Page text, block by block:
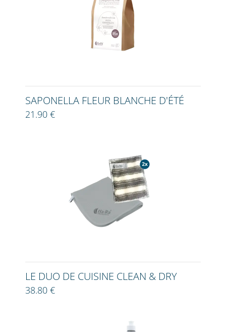
SAPONELLA FLEUR BLANCHE D'ÉTÉ
21.90 €
LE DUO DE CUISINE CLEAN & DRY
38.80 €